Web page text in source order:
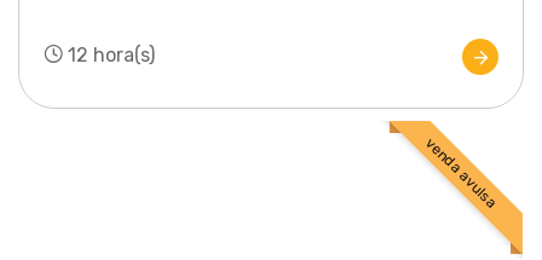
12 hora(s)
venda avulsa